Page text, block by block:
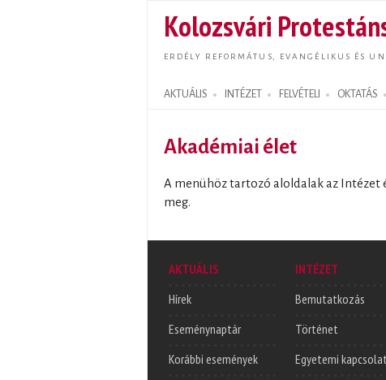
Kolozsvári
ERDÉLY REFORMÁTUS, EVANGÉLIKUS ÉS
AKTUÁLIS INTÉZET FELVÉTELI OKTATÁS
Search form
Akadémiai élet
A menühöz tartozó aloldalak az Intézet
meg.
AKTUÁLIS
Hírek
Eseménynaptár
Korábbi események
INTÉZET
Bemutatkozás
Történet
Egyetemi